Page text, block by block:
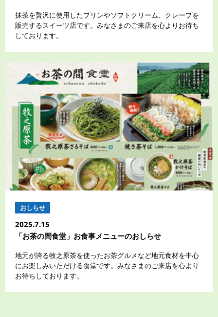
抹茶を贅沢に使用したプリンやソフトクリーム、クレープを
販売するスイーツ店です。みなさまのご来店を心よりお待ち
しております。
おしらせ
2025.7.15
「お茶の間食堂」お食事メニューのおしらせ
地元が誇る牧之原茶を使ったお茶グルメなど地元食材を中心
にお楽しみいただける食堂です。みなさまのご来店を心より
お待ちしております。